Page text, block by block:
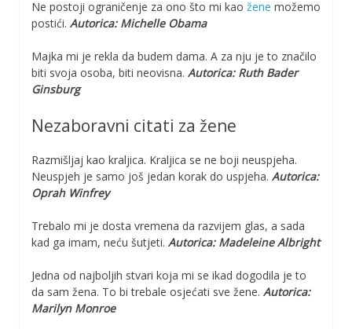
Ne postoji ograničenje za ono što mi kao žene možemo
postići. Autorica: Michelle Obama
Majka mi je rekla da budem dama. A za nju je to značilo
biti svoja osoba, biti neovisna. Autorica: Ruth Bader
Ginsburg
Nezaboravni citati za žene
Razmišljaj kao kraljica. Kraljica se ne boji neuspjeha.
Neuspjeh je samo još jedan korak do uspjeha. Autorica:
Oprah Winfrey
Trebalo mi je dosta vremena da razvijem glas, a sada
kad ga imam, neću šutjeti. Autorica: Madeleine Albright
Jedna od najboljih stvari koja mi se ikad dogodila je to
da sam žena. To bi trebale osjećati sve žene. Autorica:
Marilyn Monroe